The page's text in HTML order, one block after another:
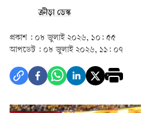
ক্রীড়া ডেস্ক
প্রকাশ : ০৮ জুলাই ২০২৬, ১০: ৫৫
আপডেট : ০৮ জুলাই ২০২৬, ১১: ০৭